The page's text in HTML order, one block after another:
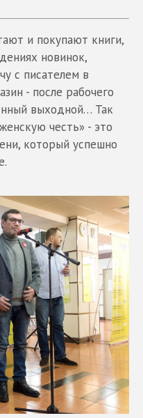
и покупают книги,
новинок,
с писателем в
- после рабочего
выходной… Так
честь» - это
который успешно